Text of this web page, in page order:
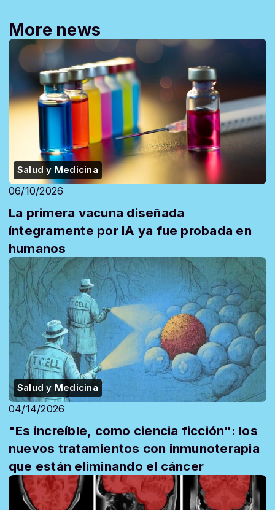
More news
Salud y Medicina
06/10/2026
La primera vacuna diseñada
íntegramente por IA ya fue probada en
humanos
Salud y Medicina
04/14/2026
"Es increíble, como ciencia ficción": los
nuevos tratamientos con inmunoterapia
que están eliminando el cáncer